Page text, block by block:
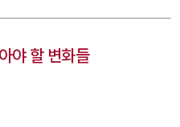
야 할 변화들